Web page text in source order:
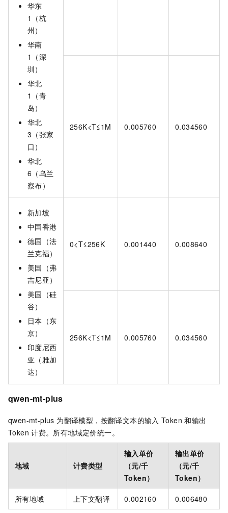
华东
1（杭
州）
华南
1（深
圳）
华北
1（青
岛）
华北
3（张家
口）
华北
6（乌兰
察布）
256K<T≤1M 0.005760 0.034560
新加坡
中国香港
德国（法
兰克福）
美国（弗
吉尼亚）
美国（硅
谷）
日本（东
京）
印度尼西
亚（雅加
达）
0<T≤256K 0.001440 0.008640
256K<T≤1M 0.005760 0.034560
qwen-mt-plus
qwen-mt-plus 为翻译模型，按翻译文本的输入 Token 和输出
Token 计费。所有地域定价统一。
地域 计费类型
输入单价
（元/千
Token）
输出单价
（元/千
Token）
所有地域 上下文翻译 0.002160 0.006480